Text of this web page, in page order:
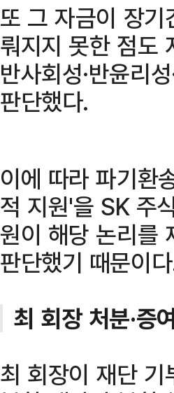
또 그 자금이 장
뤄지지 못한 점도
반사회성·반윤리
판단했다.
이에 따라 파기환
적 지원'을 SK 주
원이 해당 논리를
판단했기 때문이
최 회장 처분·증
최 회장이 재단